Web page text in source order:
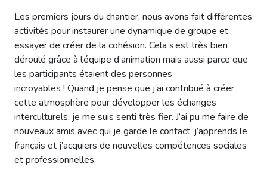
Les premiers jours du chantier, nous avons fait différentes
activités pour instaurer une dynamique de groupe et
essayer de créer de la cohésion. Cela s’est très bien
déroulé grâce à l’équipe d’animation mais aussi parce que
les participants étaient des personnes
incroyables ! Quand je pense que j’ai contribué à créer
cette atmosphère pour développer les échanges
interculturels, je me suis senti très fier. J’ai pu me faire de
nouveaux amis avec qui je garde le contact, j’apprends le
français et j’acquiers de nouvelles compétences sociales
et professionnelles.